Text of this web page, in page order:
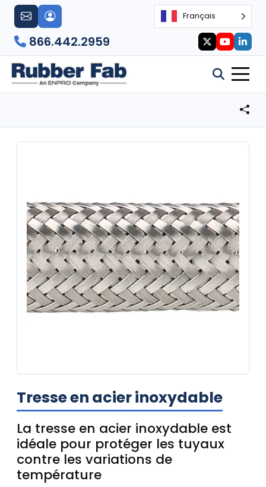
Français
866.442.2959
Tresse en acier inoxydable
La tresse en acier inoxydable est
idéale pour protéger les tuyaux
contre les variations de
température